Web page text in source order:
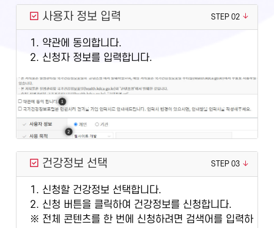
사용자 정보 입력 STEP 02
1. 약관에 동의합니다.
2. 신청자 정보를 입력합니다.
건강정보 선택 STEP 03
1. 신청할 건강정보 선택합니다.
2. 신청 버튼을 클릭하여 건강정보를 신청합니다.
※ 전체 콘텐츠를 한 번에 신청하려면 검색어를 입력하